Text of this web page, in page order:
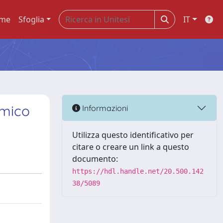
Sfoglia IT
Informazioni
Utilizza questo identificativo per
citare o creare un link a questo
documento:
https://hdl.handle.net/20.500.142
38/5089